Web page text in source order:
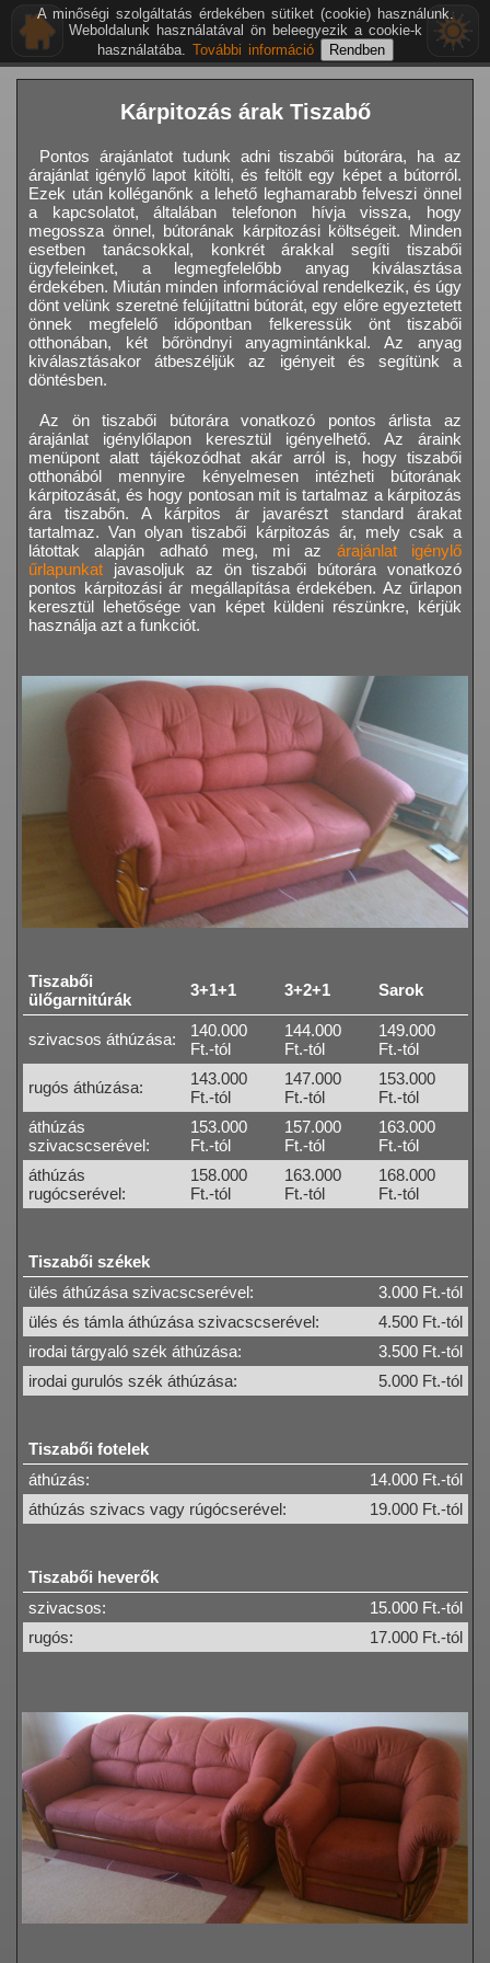
Kárpitozás árak Tiszabő
Pontos árajánlatot tudunk adni tiszabői bútorára, ha az
árajánlat igénylő lapot kitölti, és feltölt egy képet a bútorról.
Ezek után kolléganőnk a lehető leghamarabb felveszi önnel
a kapcsolatot, általában telefonon hívja vissza, hogy
megossza önnel, bútorának kárpitozási költségeit. Minden
esetben tanácsokkal, konkrét árakkal segíti tiszabői
ügyfeleinket, a legmegfelelőbb anyag kiválasztása
érdekében. Miután minden információval rendelkezik, és úgy
dönt velünk szeretné felújítattni bútorát, egy előre egyeztetett
önnek megfelelő időpontban felkeressük önt tiszabői
otthonában, két bőröndnyi anyagmintánkkal. Az anyag
kiválasztásakor átbeszéljük az igényeit és segítünk a
döntésben.
Az ön tiszabői bútorára vonatkozó pontos árlista az
árajánlat igénylőlapon keresztül igényelhető. Az áraink
menüpont alatt tájékozódhat akár arról is, hogy tiszabői
otthonából mennyire kényelmesen intézheti bútorának
kárpitozását, és hogy pontosan mit is tartalmaz a kárpitozás
ára tiszabőn. A kárpitos ár javarészt standard árakat
tartalmaz. Van olyan tiszabői kárpitozás ár, mely csak a
látottak alapján adható meg, mi az árajánlat igénylő
űrlapunkat javasoljuk az ön tiszabői bútorára vonatkozó
pontos kárpitozási ár megállapítása érdekében. Az űrlapon
keresztül lehetősége van képet küldeni részünkre, kérjük
használja azt a funkciót.
Tiszabői
ülőgarnitúrák
3+1+1 3+2+1 Sarok
szivacsos áthúzása:
140.000
Ft.-tól
144.000
Ft.-tól
149.000
Ft.-tól
rugós áthúzása:
143.000
Ft.-tól
147.000
Ft.-tól
153.000
Ft.-tól
áthúzás
szivacscserével:
153.000
Ft.-tól
157.000
Ft.-tól
163.000
Ft.-tól
áthúzás
rugócserével:
158.000
Ft.-tól
163.000
Ft.-tól
168.000
Ft.-tól
Tiszabői székek
ülés áthúzása szivacscserével:
3.000 Ft.-tól
ülés és támla áthúzása szivacscserével:
4.500 Ft.-tól
irodai tárgyaló szék áthúzása:
3.500 Ft.-tól
irodai gurulós szék áthúzása:
5.000 Ft.-tól
Tiszabői fotelek
áthúzás:
14.000 Ft.-tól
áthúzás szivacs vagy rúgócserével:
19.000 Ft.-tól
Tiszabői heverők
szivacsos:
15.000 Ft.-tól
rugós:
17.000 Ft.-tól
A minőségi szolgáltatás érdekében sütiket (cookie) használunk.
Weboldalunk használatával ön beleegyezik a cookie-k
használatába. További információ